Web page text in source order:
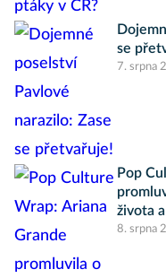
se
7. srpna
Pop
života
od
8. srpna